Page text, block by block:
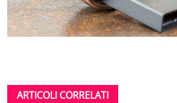
ARTICOLI CORRELATI